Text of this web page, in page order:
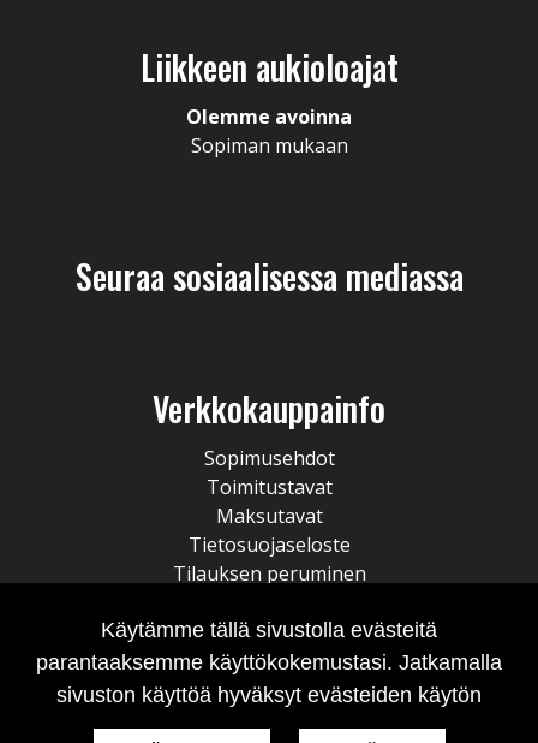
Liikkeen aukioloajat
Olemme avoinna
Sopiman mukaan
Seuraa sosiaalisessa mediassa
Verkkokauppainfo
Sopimusehdot
Toimitustavat
Maksutavat
Tietosuojaseloste
Tilauksen peruminen
Käytämme tällä sivustolla evästeitä
parantaaksemme käyttökokemustasi. Jatkamalla
sivuston käyttöä hyväksyt evästeiden käytön